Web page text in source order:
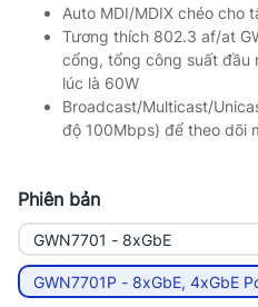
Auto MDI/MDIX chéo cho
Tương thích 802.3 af/at
cổng, tổng công suất đầu
lúc là 60W
Broadcast/Multicast/
độ 100Mbps) để theo dõi
Phiên bản
GWN7701 - 8xGbE
GWN7701P - 8xGbE, 4xGbE